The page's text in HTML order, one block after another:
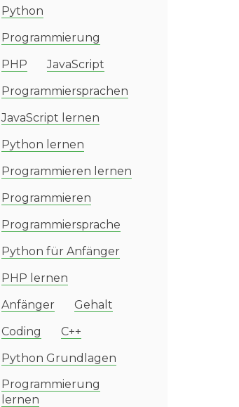
Python
Programmierung
PHP
JavaScript
Programmiersprachen
JavaScript lernen
Python lernen
Programmieren lernen
Programmieren
Programmiersprache
Python für Anfänger
PHP lernen
Anfänger
Gehalt
Coding
C++
Python Grundlagen
Programmierung
lernen